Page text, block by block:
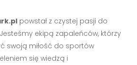
powstał z czystej pasji do
ekipą zapaleńców, którzy
swoją miłość do sportów
się wiedzą i